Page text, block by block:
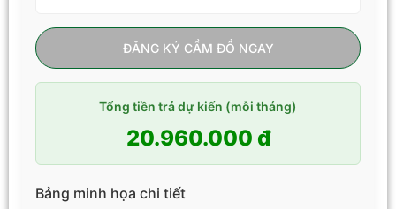
ĐĂNG KÝ CẦM ĐỒ NGAY
Tổng tiền trả dự kiến (mỗi tháng)
20.960.000 đ
Bảng minh họa chi tiết